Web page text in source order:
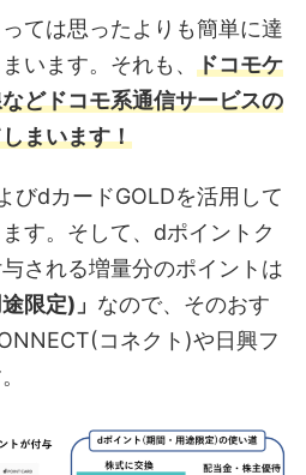
ては思ったよりも簡単に達
います。それも、 ドコモケ
どドコモ系通信サービスの
まいます！
びdカードGOLDを活用して
す。そして、dポイントク
される増量分のポイントは
限定)」 なので、そのおす
コネクト)や日興フ